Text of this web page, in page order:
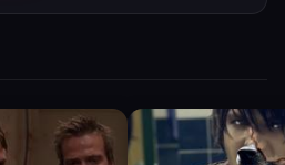
раскрывающими её
игра Милоша Биковича и
а также вопросы: сможет
стать лучше и чем обернётся